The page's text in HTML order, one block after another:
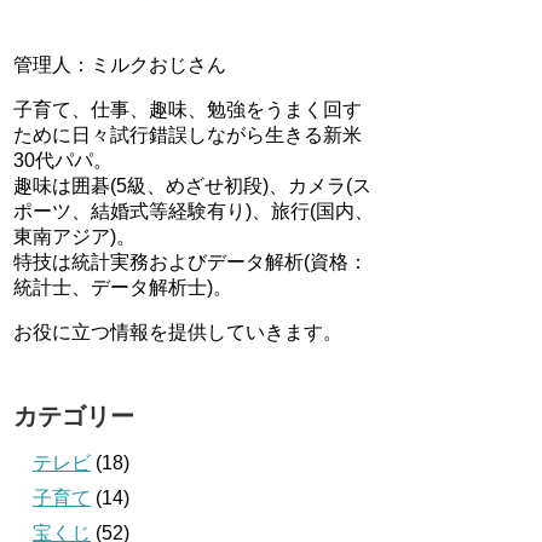
管理人：ミルクおじさん
子育て、仕事、趣味、勉強をうまく回す
ために日々試行錯誤しながら生きる新米
30代パパ。
趣味は囲碁(5級、めざせ初段)、カメラ(ス
ポーツ、結婚式等経験有り)、旅行(国内、
東南アジア)。
特技は統計実務およびデータ解析(資格：
統計士、データ解析士)。
お役に立つ情報を提供していきます。
カテゴリー
テレビ (18)
子育て (14)
宝くじ (52)